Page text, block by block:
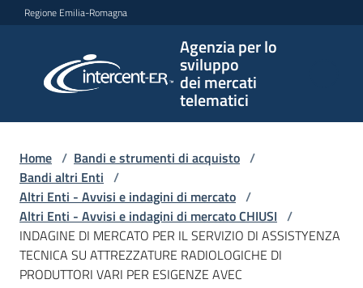
Vai al contenuto
Vai alla navigazione
Vai al footer
Regione Emilia-Romagna
Agenzia per lo
sviluppo
dei mercati
telematici
per lo
sviluppo
telematici
L'Agenzia
Home / Bandi e strumenti di acquisto /
Bandi altri Enti /
Altri Enti - Avvisi e indagini di mercato /
Altri Enti - Avvisi e indagini di mercato CHIUSI /
INDAGINE DI MERCATO PER IL SERVIZIO DI ASSISTYENZA
TECNICA SU ATTREZZATURE RADIOLOGICHE DI
PRODUTTORI VARI PER ESIGENZE AVEC